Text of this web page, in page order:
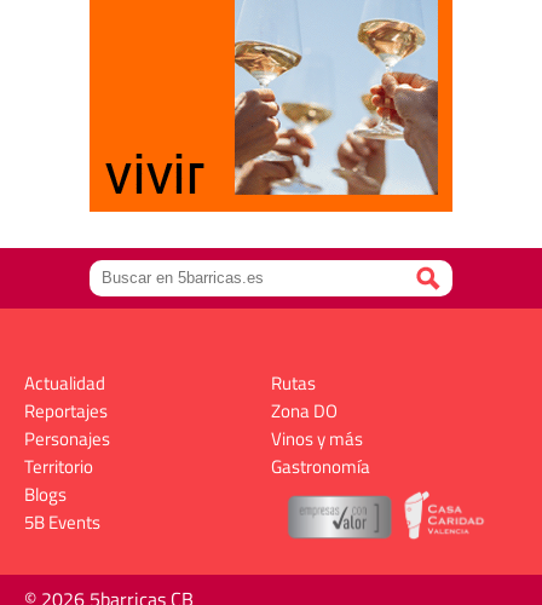
Actualidad
Reportajes
Personajes
Territorio
Rutas
Zona DO
Vinos y más
Gastronomía
Blogs
5B Events
© 2026 5barricas CB